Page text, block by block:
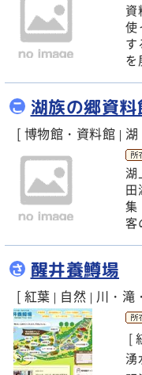
資
使
す
を
こ 湖族の郷資料
[ 博物館・資料館 |
湖
田
集
客
さ 醒井養鱒場
[ 紅葉 | 自然 | 川・滝
[
湧